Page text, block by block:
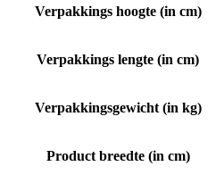
Verpakkings hoogte (in cm)
Verpakkings lengte (in cm)
Verpakkingsgewicht (in kg)
Product breedte (in cm)